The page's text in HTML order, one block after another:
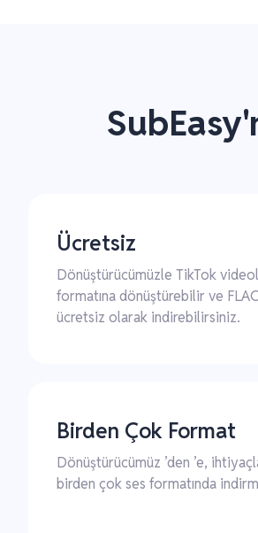
Ücretsiz
Dönüştürücümüzle TikTok
formatına dönüştürebilir ve
ücretsiz olarak indirebilirsiniz.
Birden Çok Format
Dönüştürücümüz ’den ’e,
birden çok ses formatında